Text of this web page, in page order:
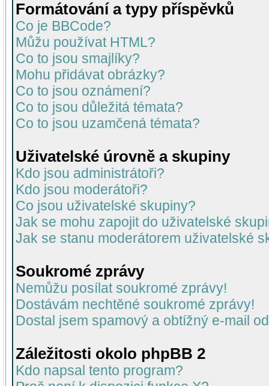
Formátování a typy příspěvků
Co je BBCode?
Můžu používat HTML?
Co to jsou smajlíky?
Mohu přidávat obrázky?
Co to jsou oznámení?
Co to jsou důležitá témata?
Co to jsou uzamčená témata?
Uživatelské úrovně a skupiny
Kdo jsou administrátoři?
Kdo jsou moderátoři?
Co jsou uživatelské skupiny?
Jak se mohu zapojit do uživatelské
Jak se stanu moderátorem uživatelské
Soukromé zprávy
Nemůžu posílat soukromé zprávy!
Dostávám nechtěné soukromé zprávy!
Dostal jsem spamový a obtížný e-mail
Záležitosti okolo phpBB 2
Kdo napsal tento program?